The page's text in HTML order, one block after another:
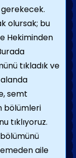
gerekecek.
olursak; bu
Hekiminden
tıkladık ve
alanda
semt
bölümleri
tıklıyoruz.
aile